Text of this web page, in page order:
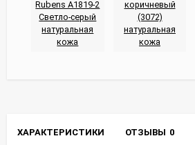
ХАРАКТЕРИСТИКИ ОТЗЫВЫ 0